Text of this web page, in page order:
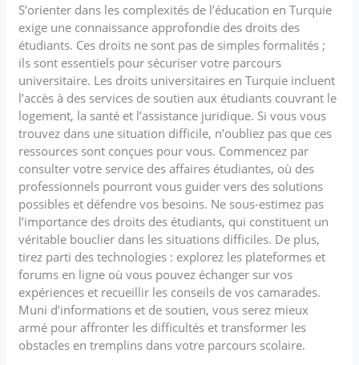
S’orienter dans les complexités de l’éducation en Turquie
exige une connaissance approfondie des droits des
étudiants. Ces droits ne sont pas de simples formalités ;
ils sont essentiels pour sécuriser votre parcours
universitaire. Les droits universitaires en Turquie incluent
l’accès à des services de soutien aux étudiants couvrant le
logement, la santé et l’assistance juridique. Si vous vous
trouvez dans une situation difficile, n’oubliez pas que ces
ressources sont conçues pour vous. Commencez par
consulter votre service des affaires étudiantes, où des
professionnels pourront vous guider vers des solutions
possibles et défendre vos besoins. Ne sous-estimez pas
l’importance des droits des étudiants, qui constituent un
véritable bouclier dans les situations difficiles. De plus,
tirez parti des technologies : explorez les plateformes et
forums en ligne où vous pouvez échanger sur vos
expériences et recueillir les conseils de vos camarades.
Muni d’informations et de soutien, vous serez mieux
armé pour affronter les difficultés et transformer les
obstacles en tremplins dans votre parcours scolaire.